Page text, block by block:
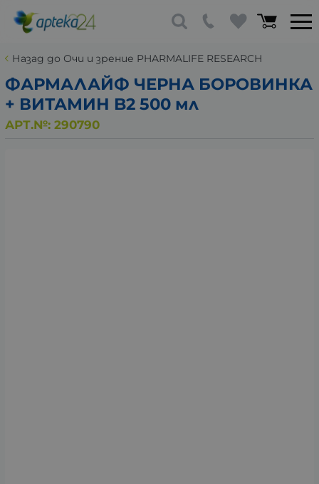
Назад до Очи и зрение PHARMALIFE RESEARCH
ФАРМАЛАЙФ ЧЕРНА БОРОВИНКА
+ ВИТАМИН B2 500 мл
АРТ.№: 290790